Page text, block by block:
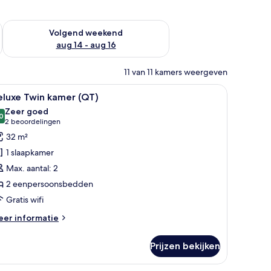
weekend aug 7 - aug 9
Volgend weekend
aug 14 - aug 16
De beschikbaarheid controleren voor volgend weekend aug
11 van 11 kamers weergeven
bureau, een stoel, een televisie en een boekenplank.
Een hotelkamer met een groot bed, een
7 Twin kamer (QT)
van 10
Zeer goed
2 beoordelingen
(2
beoordelingen)
32 m²
1 slaapkamer
Max. aantal: 2
2 eenpersoonsbedden
Gratis wifi
informatie
Prijzen bekijken